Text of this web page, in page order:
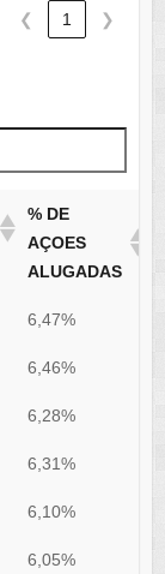
❮ 1 ❯
% DE
AÇOES
ALUGADAS
6,47%
6,46%
6,28%
6,31%
6,10%
6,05%